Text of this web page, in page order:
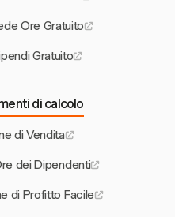
Ore Gratuito
Gratuito
di calcolo
di Vendita
dei Dipendenti
di Profitto Facile